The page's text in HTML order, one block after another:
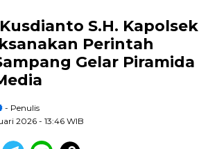
S.H. Kapolsek
Perintah
Gelar Piramida
- Penulis
2026- 13:46 WIB